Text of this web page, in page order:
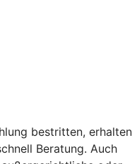
bestritten, erhalten
Beratung. Auch